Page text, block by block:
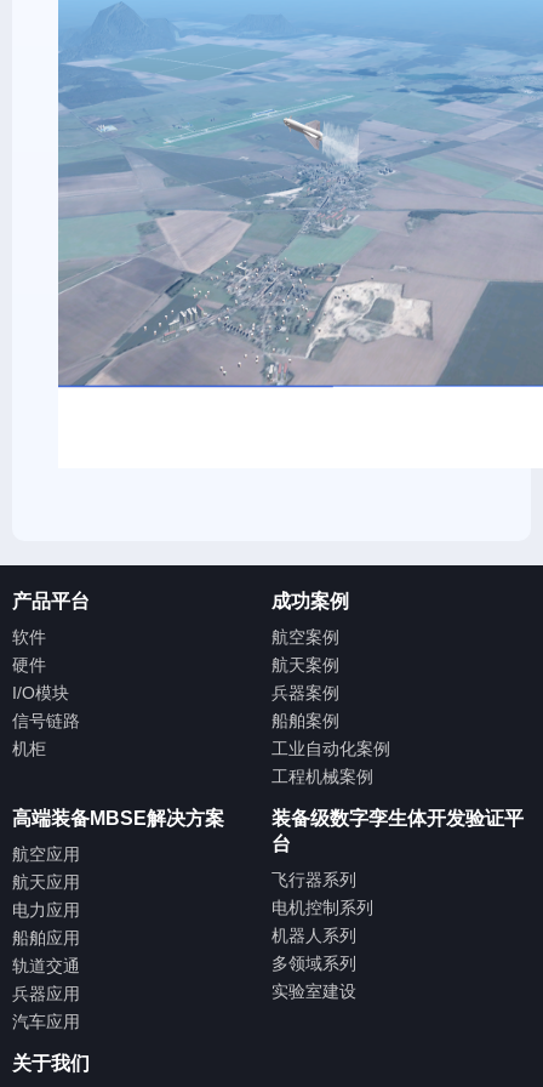
产品平台
软件
硬件
I/O模块
信号链路
机柜
成功案例
航空案例
航天案例
兵器案例
船舶案例
工业自动化案例
工程机械案例
高端装备MBSE解决方案
航空应用
航天应用
电力应用
船舶应用
轨道交通
兵器应用
汽车应用
装备级数字孪生体开发验证平
台
飞行器系列
电机控制系列
机器人系列
多领域系列
实验室建设
关于我们